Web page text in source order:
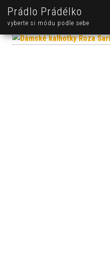
Prádlo Prádélko
vyberte si módu podle sebe